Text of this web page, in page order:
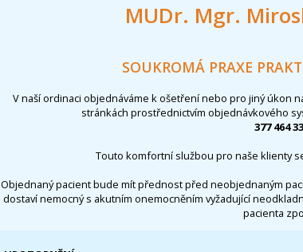
MUDr. Mgr.
SOUKROMÁ PRAXE
V naší ordinaci objednáváme k ošetření nebo pro jiný úkon
stránkách prostřednictvím objednávkového
377 464
Touto komfortní službou pro naše klienty
Objednaný pacient bude mít přednost před neobjednaným
dostaví nemocný s akutním onemocněním vyžadující
pacienta